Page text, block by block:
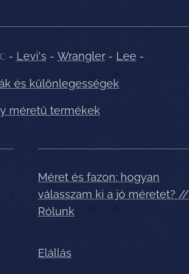
- Levi's - Wrangler- Lee -
és különlegességek
méretű termékek
Méret és fazon: hogyan
válasszam ki a jó méretet? //
Rólunk
Elállás